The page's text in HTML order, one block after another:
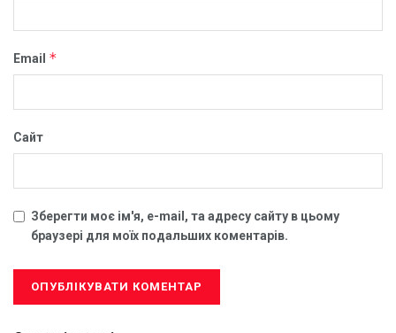
Email *
Сайт
Зберегти моє ім'я, e-mail, та адресу сайту в цьому
браузері для моїх подальших коментарів.